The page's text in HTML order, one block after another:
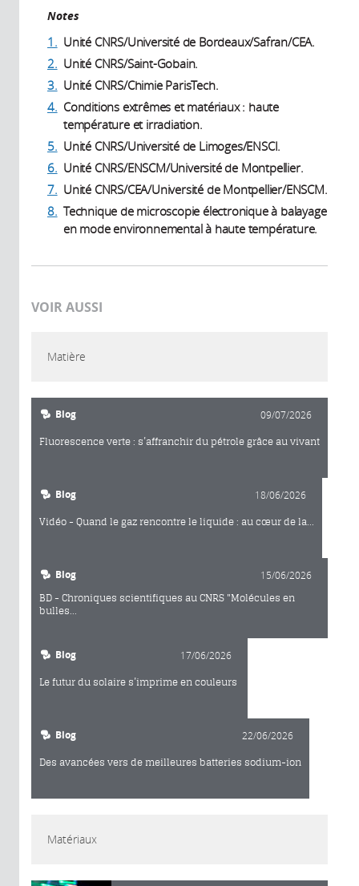
Notes
1. Unité CNRS/Université de Bordeaux/Safran/CEA.
2. Unité CNRS/Saint-Gobain.
3. Unité CNRS/Chimie ParisTech.
4. Conditions extrêmes et matériaux : haute
température et irradiation.
5. Unité CNRS/Université de Limoges/ENSCI.
6. Unité CNRS/ENSCM/Université de Montpellier.
7. Unité CNRS/CEA/Université de Montpellier/ENSCM.
8. Technique de microscopie électronique à balayage
en mode environnemental à haute température.
VOIR AUSSI
Matière
Blog 09/07/2026
Fluorescence verte : s’affranchir du pétrole grâce au vivant
Blog 18/06/2026
Vidéo - Quand le gaz rencontre le liquide : au cœur de la...
Blog 15/06/2026
BD - Chroniques scientifiques au CNRS "Molécules en
bulles...
Blog 17/06/2026
Le futur du solaire s’imprime en couleurs
Blog 22/06/2026
Des avancées vers de meilleures batteries sodium-ion
Matériaux